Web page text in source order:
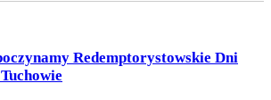
Redemptorystowskie Dni